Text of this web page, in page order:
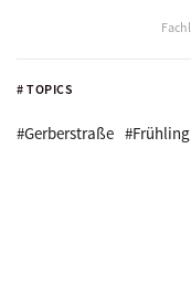
# TOPICS
#Gerberstraße #Frühling